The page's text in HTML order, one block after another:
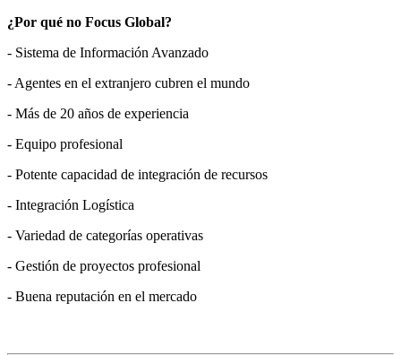
¿Por qué no Focus Global?
- Sistema de Información Avanzado
- Agentes en el extranjero cubren el mundo
- Más de 20 años de experiencia
- Equipo profesional
- Potente capacidad de integración de recursos
- Integración Logística
- Variedad de categorías operativas
- Gestión de proyectos profesional
- Buena reputación en el mercado